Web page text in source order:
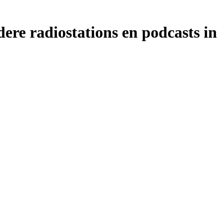
radiostations en podcasts in